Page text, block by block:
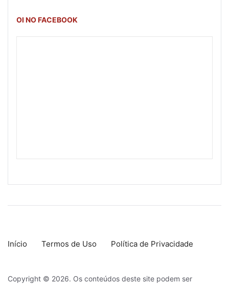
OI NO FACEBOOK
Início Termos de Uso Política de Privacidade
Copyright © 2026. Os conteúdos deste site podem ser